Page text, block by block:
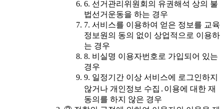
6. 선거관리위원회의 유권해석 상의 불
법선거운동을 하는 경우
7. 서비스를 이용하여 얻은 정보를 교육
정보원의 동의 없이 상업적으로 이용하
는 경우
8. 비실명 이용자번호로 가입되어 있는
경우
9. 일정기간 이상 서비스에 로그인하지
않거나 개인정보 수집․이용에 대한 재
동의를 하지 않은 경우